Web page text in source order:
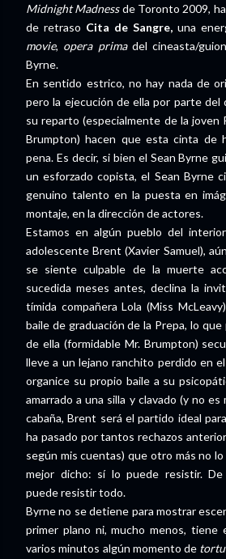
Midnight Madnessde Toronto 2009,
de retraso Cita de Sangre, una
movie, opera primadel cineasta/
Byrne.
En sentido estrico, no hay nada de
pero la ejecución de ella por parte
su reparto (especialmente de la joven
Brumpton) hacen que esta cinta de
pena. Es decir, si bien el Sean Byrne
un esforzado copista, el Sean Byrne
genuino talento en la puesta en
montaje, en la dirección de actores.
Estamos en algún pueblo del
adolescente Brent (Xavier Samuel),
se siente culpable de la muerte
sucedida meses antes, declina la
tímida compañera Lola (Miss
baile de graduación de la Prepa, lo
de ella (formidable Mr. Brumpton)
lleve a un lejano ranchito perdido en
organice su propio baile a su
amarrado a una silla y clavado (y no
cabaña, Brent será el partido ideal
ha pasado por tantos rechazos
según mis cuentas) que otro más no
mejor dicho: sí lo puede resistir. De
puede resistir todo.
Byrne no se detiene para mostrar
primer plano ni, mucho menos, tiene
varios minutos algún momento de